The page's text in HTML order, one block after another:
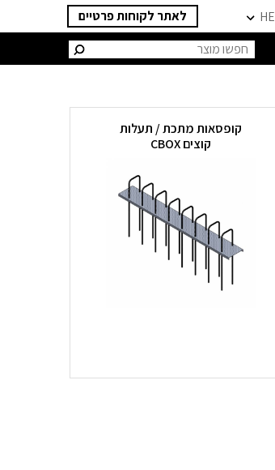
HE
לאתר לקוחות פרטיים
חיפוש:
קופסאות מתכת / תעלות
קוצים CBOX